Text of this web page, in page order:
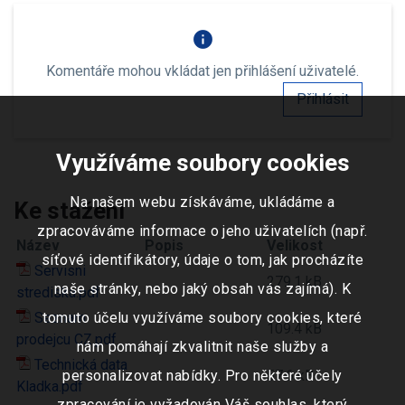
info
Komentáře mohou vkládat jen přihlášení uživatelé.
Přihlásit
Ke stažení
Název Popis
Velikost
Servisni
strediska.pdf
279.1 kB
Seznam
prodejcu CZ.pdf
109.4 kB
Technická data
Kladka.pdf
57.6 kB
Využíváme soubory cookies
Na našem webu získáváme, ukládáme a
zpracováváme informace o jeho uživatelích (např.
síťové identifikátory, údaje o tom, jak procházíte
naše stránky, nebo jaký obsah vás zajímá). K
tomuto účelu využíváme soubory cookies, které
nám pomáhají zkvalitnit naše služby a
personalizovat nabídky. Pro některé účely